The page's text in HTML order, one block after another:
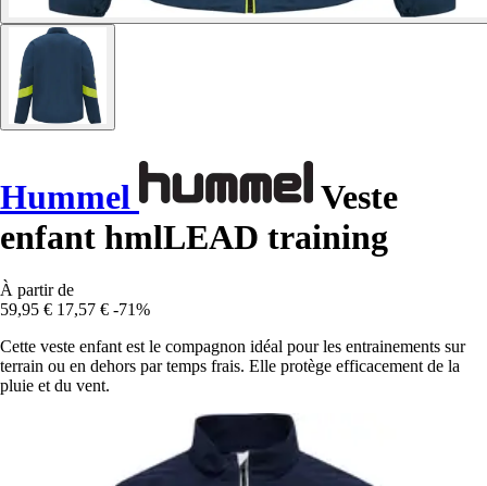
Hummel
Veste
enfant hmlLEAD training
À partir de
59,95 € 17,57 € -71%
Cette veste enfant est le compagnon idéal pour les entrainements sur
terrain ou en dehors par temps frais. Elle protège efficacement de la
pluie et du vent.